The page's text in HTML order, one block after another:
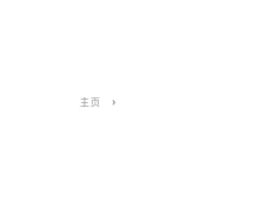
主页